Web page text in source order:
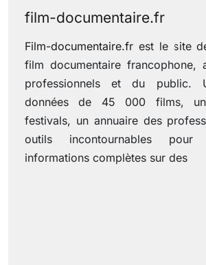
film-documentaire.fr
Film-documentaire.fr est le site
film documentaire francophone,
professionnels et du public.
données de 45 000 films,
festivals, un annuaire des
outils incontournables
informations complètes sur des